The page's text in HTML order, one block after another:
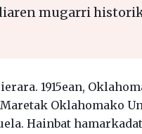
mugarri
1915ean,
Oklahomako
Hainbat